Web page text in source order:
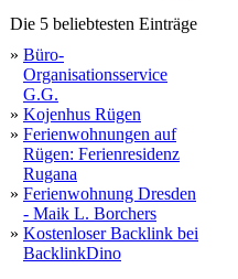
Die 5 beliebtesten Einträge
» Büro-
Organisationsservice
G.G.
» Kojenhus Rügen
» Ferienwohnungen auf
Rügen: Ferienresidenz
Rugana
» Ferienwohnung Dresden
- Maik L. Borchers
» Kostenloser Backlink bei
BacklinkDino